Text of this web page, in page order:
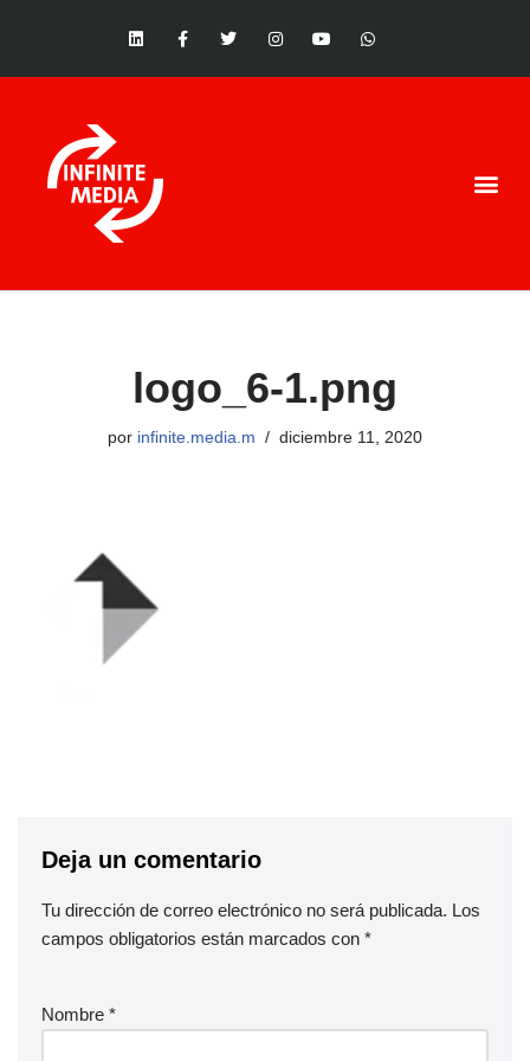
contenido
logo_6-1.png
por infinite.media.m diciembre 11, 2020
Deja un comentario
Tu dirección de correo electrónico no será publicada. Los
campos obligatorios están marcados con *
Nombre *